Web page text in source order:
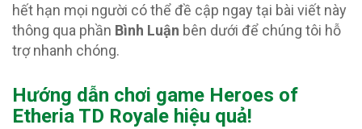
hết hạn mọi người có thể đề cập ngay tại bài viết này
thông qua phần Bình Luận bên dưới để chúng tôi hỗ
trợ nhanh chóng.
Hướng dẫn chơi game Heroes of
Etheria TD Royale hiệu quả!